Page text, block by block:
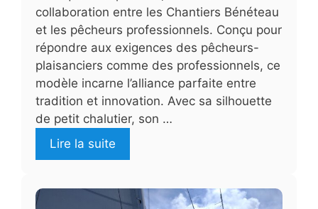
collaboration entre les Chantiers Bénéteau
et les pêcheurs professionnels. Conçu pour
répondre aux exigences des pêcheurs-
plaisanciers comme des professionnels, ce
modèle incarne l’alliance parfaite entre
tradition et innovation. Avec sa silhouette
de petit chalutier, son …
Lire la suite